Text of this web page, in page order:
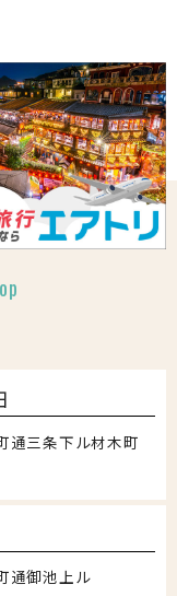
通三条下ル材木町
通御池上ル